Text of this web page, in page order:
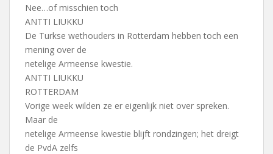
Nee…of misschien toch
ANTTI LIUKKU
De Turkse wethouders in Rotterdam hebben toch een
mening over de
netelige Armeense kwestie.
ANTTI LIUKKU
ROTTERDAM
Vorige week wilden ze er eigenlijk niet over spreken.
Maar de
netelige Armeense kwestie blijft rondzingen; het dreigt
de PvdA zelfs